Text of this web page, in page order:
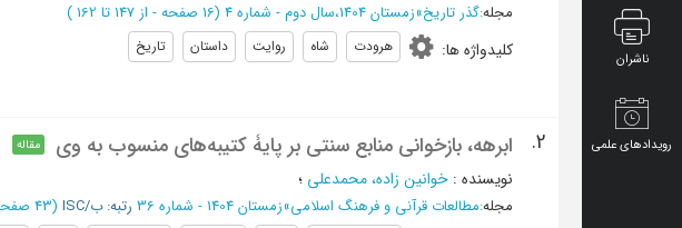
ناشران
رویدادهای علمی
مجله:گذر تاریخ»زمستان 1404،سال دوم - شماره 4 (‎16 صفحه - از 147 تا 162 )
کلیدواژه ها: هرودت شاه روایت داستان تاریخ
2. ابرهه، بازخوانی منابع سنتی بر پایۀ کتیبه‌های منسوب به وی مقاله
نویسنده : خوانین زاده، محمدعلی ؛
مجله:مطالعات قرآنی و فرهنگ اسلامی»زمستان 1404 - شماره 36 رتبه: ب/ISC (‎43 صفحه -